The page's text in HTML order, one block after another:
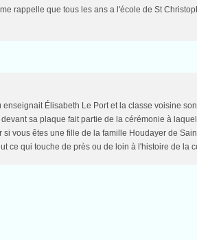
rappelle que tous les ans a l'école de St
enseignait Élisabeth Le Port et la classe voisine
sa plaque fait partie de la cérémonie à
vous êtes une fille de la famille Houdayer de
ce qui touche de près ou de loin à l'histoire de la